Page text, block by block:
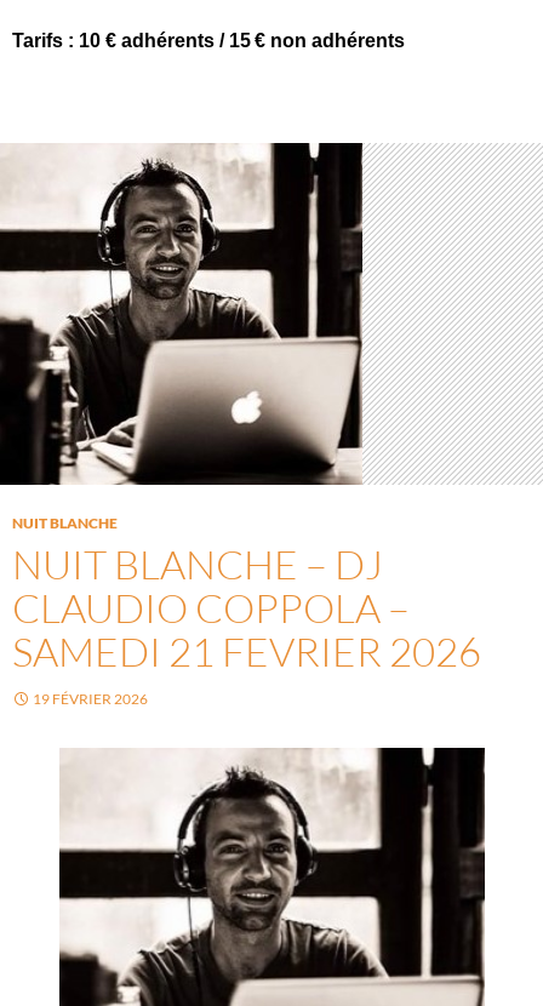
Tarifs : 10 € adhérents / 15 € non adhérents
NUIT BLANCHE
NUIT BLANCHE – DJ
CLAUDIO COPPOLA –
SAMEDI 21 FEVRIER 2026
19 FÉVRIER 2026